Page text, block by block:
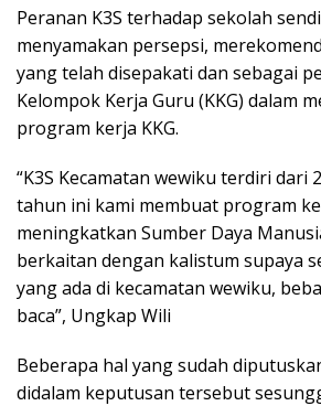
Peranan K3S terhadap sekolah
menyamakan persepsi,
yang telah disepakati dan sebagai
Kelompok Kerja Guru (KKG) dalam
program kerja KKG.
“K3S Kecamatan wewiku terdiri dari
tahun ini kami membuat program
meningkatkan Sumber Daya
berkaitan dengan kalistum supaya
yang ada di kecamatan wewiku,
baca”, Ungkap Wili
Beberapa hal yang sudah
didalam keputusan tersebut